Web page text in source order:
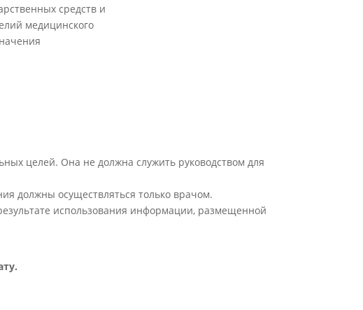
средств и
медицинского
целей. Она не должна служить руководством для
должны осуществляться только врачом.
использования информации, размещенной